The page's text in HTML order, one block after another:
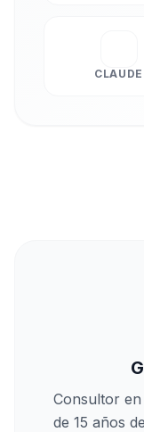
CLAUDE
Consultor
de 15 años